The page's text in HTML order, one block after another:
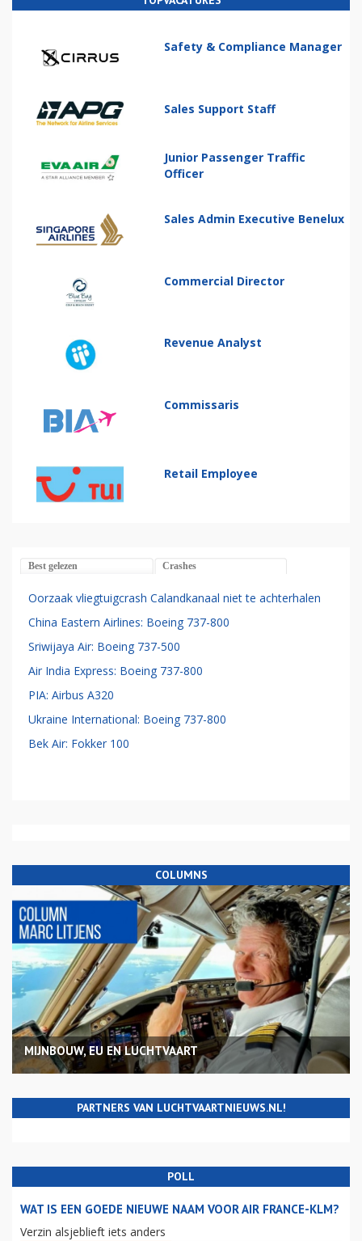
Safety & Compliance Manager
Sales Support Staff
Junior Passenger Traffic
Officer
Sales Admin Executive Benelux
Commercial Director
Revenue Analyst
Commissaris
Retail Employee
Best gelezen Crashes
Oorzaak vliegtuigcrash Calandkanaal niet te achterhalen
China Eastern Airlines: Boeing 737-800
Sriwijaya Air: Boeing 737-500
Air India Express: Boeing 737-800
PIA: Airbus A320
Ukraine International: Boeing 737-800
Bek Air: Fokker 100
COLUMNS
MIJNBOUW, EU EN LUCHTVAART
PARTNERS VAN LUCHTVAARTNIEUWS.NL!
POLL
WAT IS EEN GOEDE NIEUWE NAAM VOOR AIR FRANCE-KLM?
Verzin alsjeblieft iets anders